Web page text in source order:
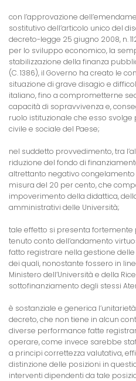
con l’approvazione
sostitutivo dell’articolo unico del
decreto-legge 25 giugno 2008, n.
per lo sviluppo economico, la
stabilizzazione della finanza
(C. 1386), il Governo ha creato le
situazione di grave disagio e
italiano, fino a comprometterne
capacità di sopravvivenza e,
ruolo istituzionale che esso svolge
civile e sociale del Paese;
nel suddetto provvedimento, tra
riduzione del fondo di
altrettanto negativo congelamento
misura del 20 per cento, che
impoverimento della didattica,
amministrativi delle Università;
tale effetto si presenta fortemente
tenuto conto dell’andamento
fatto registrare nella gestione
dei quali, nonostante fossero in
Ministero dell’Università e della
sottofinanziamento degli stessi
è sostanziale e generica
decreto, che non tiene in alcun
diverse performance fatte
operare, come invece sarebbe
a principi correttezza valutativa,
distinzione delle posizioni in
interventi dipendenti da tale